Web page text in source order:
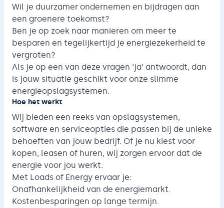
Wil je duurzamer ondernemen en bijdragen aan
een groenere toekomst?
Ben je op zoek naar manieren om meer te
besparen en tegelijkertijd je energiezekerheid te
vergroten?
Als je op een van deze vragen ‘ja’ antwoordt, dan
is jouw situatie geschikt voor onze slimme
energieopslagsystemen.
Hoe het werkt
Wij bieden een reeks van opslagsystemen,
software en serviceopties die passen bij de unieke
behoeften van jouw bedrijf. Of je nu kiest voor
kopen, leasen of huren, wij zorgen ervoor dat de
energie voor jou werkt.
Met Loads of Energy ervaar je:
Onafhankelijkheid van de energiemarkt.
Kostenbesparingen op lange termijn.